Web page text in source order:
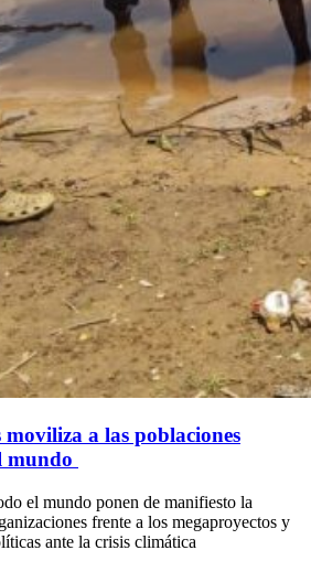
a las poblaciones
mundo
el mundo ponen de manifiesto la
frente a los megaproyectos y
ante la crisis climática